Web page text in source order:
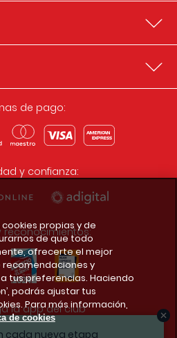
cada nueva etapa
de pago:
y confianza:
reconocimientos:
la app del club
cookies propias y de
de que todo
ofrecerte el mejor
y
tus preferencias. Haciendo
podrás ajustar tus
Para más información,
de cookies